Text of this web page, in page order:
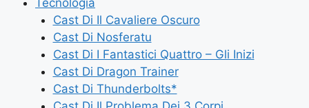
Tecnologia
Cast Di Il Cavaliere Oscuro
Cast Di Nosferatu
Cast Di I Fantastici Quattro – Gli Inizi
Cast Di Dragon Trainer
Cast Di Thunderbolts*